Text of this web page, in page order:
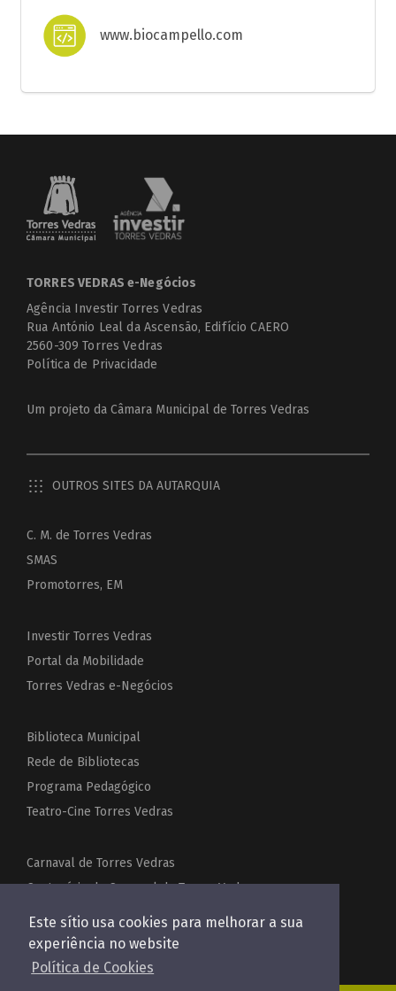
Este sítio usa cookies para melhorar a sua
experiência no website
Política de Cookies
www.biocampello.com
TORRES VEDRAS e-Negócios
Agência Investir Torres Vedras
Rua António Leal da Ascensão, Edifício CAERO
2560-309 Torres Vedras
Política de Privacidade
Um projeto da Câmara Municipal de Torres Vedras
OUTROS SITES DA AUTARQUIA
C. M. de Torres Vedras
SMAS
Promotorres, EM
Investir Torres Vedras
Portal da Mobilidade
Torres Vedras e-Negócios
Biblioteca Municipal
Rede de Bibliotecas
Programa Pedagógico
Teatro-Cine Torres Vedras
Carnaval de Torres Vedras
Centenário do Carnaval de Torres Vedras
Festas de Torres Vedras
Acordeões do Mundo